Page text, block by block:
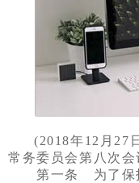
(2018年12月27
常务委员会第八次会
第一条 为了保护